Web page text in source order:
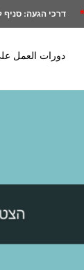
דרכי הגעה: סניף
دورات العمل